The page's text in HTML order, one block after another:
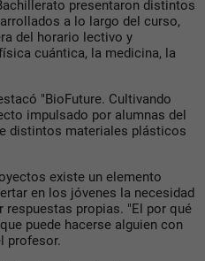
presentaron distintos
a lo largo del curso,
del horario lectivo y
cuántica, la medicina, la
"BioFuture. Cultivando
impulsado por alumnas del
distintos materiales plásticos
existe un elemento
en los jóvenes la necesidad
respuestas propias. "El por qué
puede hacerse alguien con
profesor.